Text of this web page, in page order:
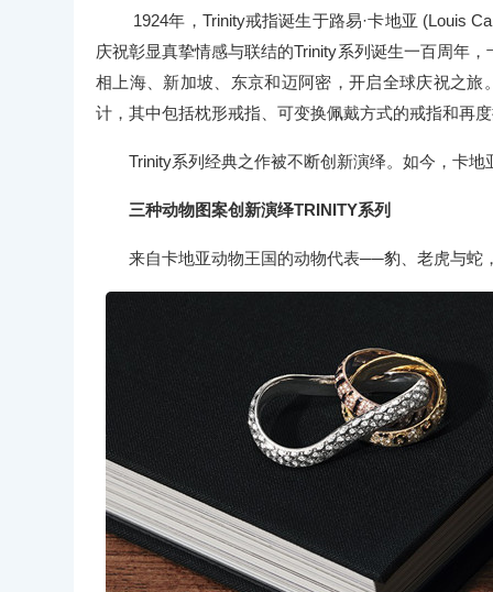
1924年，Trinity戒指诞生于路易·卡地亚 (Louis
庆祝彰显真挚情感与联结的Trinity系列诞生一百周年
相上海、新加坡、东京和迈阿密，开启全球庆祝之
计，其中包括枕形戒指、可变换佩戴方式的戒指和再
Trinity系列经典之作被不断创新演绎。如今，卡
三种动物图案创新演绎TRINITY系列
来自卡地亚动物王国的动物代表──豹、老虎与蛇